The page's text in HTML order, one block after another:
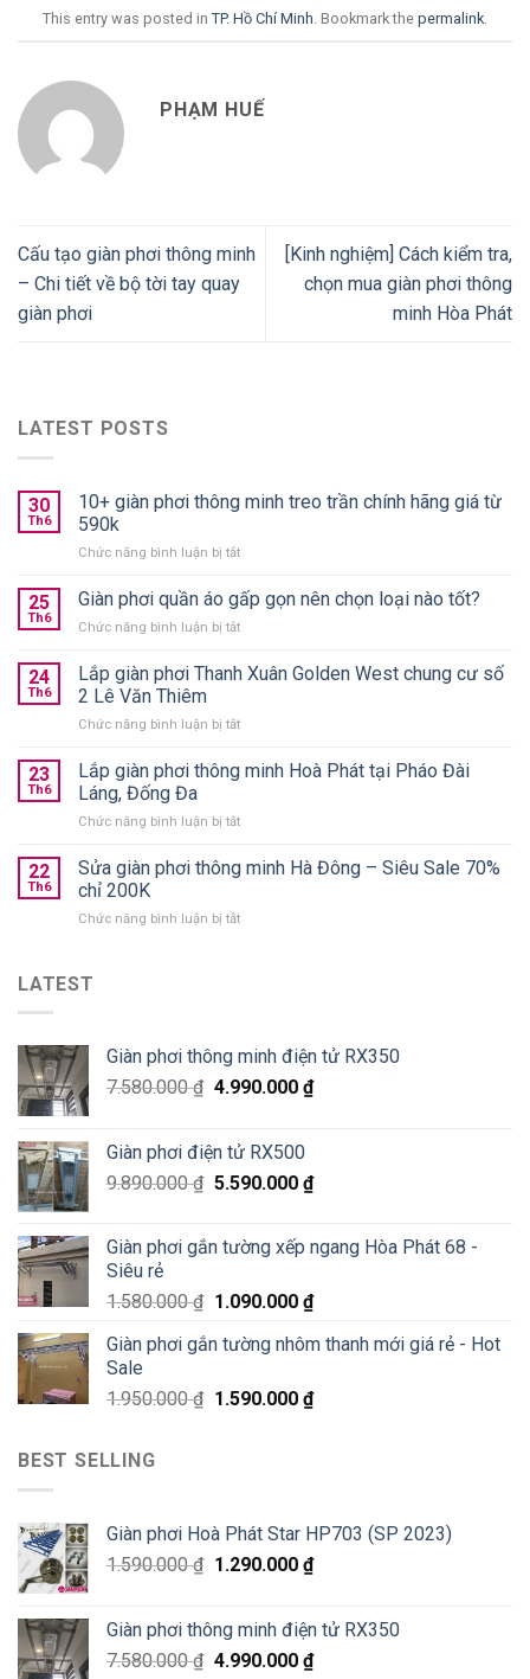
This entry was posted in TP. Hồ Chí Minh. Bookmark the permalink.
PHẠM HUẾ
Cấu tạo giàn phơi thông minh
– Chi tiết về bộ tời tay quay
giàn phơi
[Kinh nghiệm] Cách kiểm tra,
chọn mua giàn phơi thông
minh Hòa Phát
LATEST POSTS
30
Th6
10+ giàn phơi thông minh treo trần chính hãng giá từ
590k
Chức năng bình luận bị tắtở
giàn
phơi
thông
treo
hãng
từ
25
Th6
Giàn phơi quần áo gấp gọn nên chọn loại nào tốt?
Chức năng bình luận bị tắtở
phơi
gấp
nên
nào
24
Th6
Lắp giàn phơi Thanh Xuân Golden West chung cư số
2 Lê Văn Thiêm
Chức năng bình luận bị tắtở
giàn
Xuân
West
số
23
Th6
Lắp giàn phơi thông minh Hoà Phát tại Pháo Đài
Láng, Đống Đa
Chức năng bình luận bị tắtở
giàn
phơi
minh
Đống
Đa
22
Th6
Sửa giàn phơi thông minh Hà Đông – Siêu Sale 70%
chỉ 200K
Chức năng bình luận bị tắtở
Đông
–
Siêu
chỉ
200K
LATEST
Giàn phơi thông minh điện tử RX350
7.580.000₫ 4.990.000 ₫
Giàn phơi điện tử RX500
9.890.000₫ 5.590.000 ₫
Giàn phơi gắn tường xếp ngang Hòa Phát 68 -
Siêu rẻ
1.580.000₫ 1.090.000 ₫
Giàn phơi gắn tường nhôm thanh mới giá rẻ - Hot
Sale
1.950.000₫ 1.590.000 ₫
BEST SELLING
Giàn phơi Hoà Phát Star HP703 (SP 2023)
1.590.000₫ 1.290.000 ₫
Giàn phơi thông minh điện tử RX350
7.580.000₫ 4.990.000 ₫